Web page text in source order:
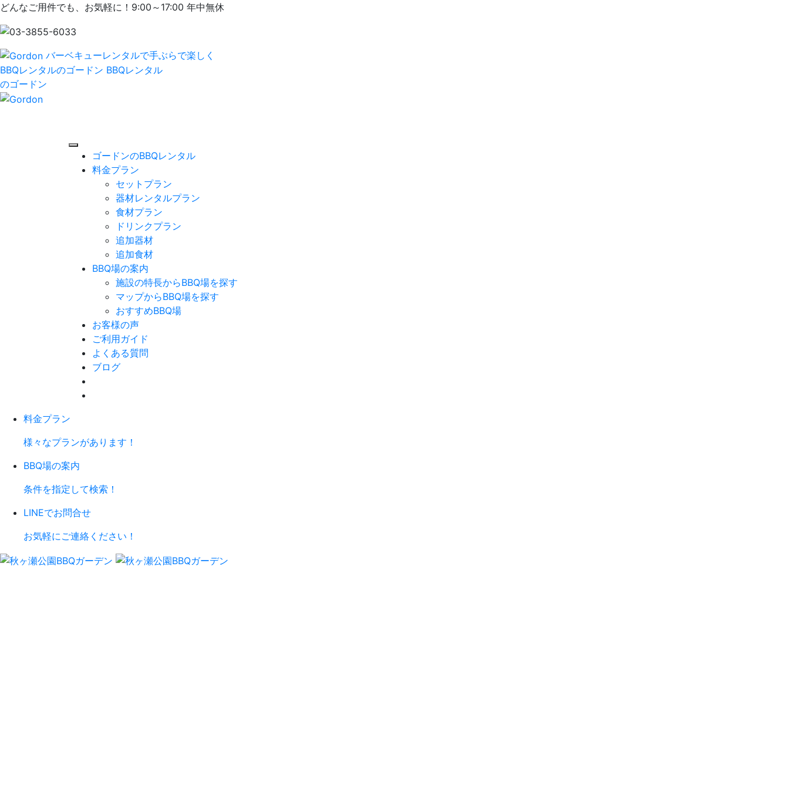
どんなご用件でも、お気軽に！9:00～17:00 年中無休
バーベキューレンタルで手ぶらで楽しく
BBQレンタルのゴードン BBQレンタル
のゴードン
ゴードンのBBQレンタル
料金プラン
セットプラン
器材レンタルプラン
食材プラン
ドリンクプラン
追加器材
追加食材
BBQ場の案内
施設の特長からBBQ場を探す
マップからBBQ場を探す
おすすめBBQ場
お客様の声
ご利用ガイド
よくある質問
ブログ
料金プラン
様々なプランがあります！
BBQ場の案内
条件を指定して検索！
LINEでお問合せ
お気軽にご連絡ください！